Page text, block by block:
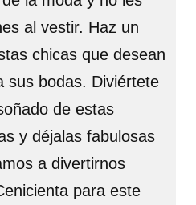
al vestir. Haz un
chicas que desean
sus bodas. Diviértete
de estas
y déjalas fabulosas
a divertirnos
para este